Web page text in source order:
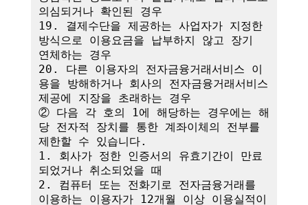
의심되거나 확인된 경우
19. 결제수단을 제공하는 사업자가 지정한
방식으로 이용요금을 납부하지 않고 장기
연체하는 경우
20. 다른 이용자의 전자금융거래서비스 이
용을 방해하거나 회사의 전자금융거래서비스
제공에 지장을 초래하는 경우
② 다음 각 호의 1에 해당하는 경우에는 해
당 전자적 장치를 통한 계좌이체의 전부를
제한할 수 있습니다.
1. 회사가 정한 인증서의 유효기간이 만료
되었거나 취소되었을 때
2. 컴퓨터 또는 전화기로 전자금융거래를
이용하는 이용자가 12개월 이상 이용실적이